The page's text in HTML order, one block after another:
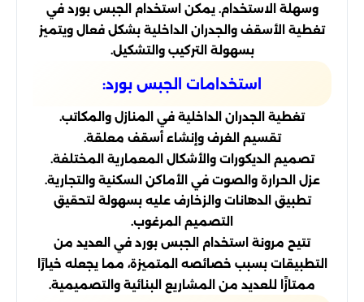
وسهلة الاستخدام. يمكن استخدام الجبس بورد في
تغطية الأسقف والجدران الداخلية بشكل فعال ويتميز
بسهولة التركيب والتشكيل.
استخدامات الجبس بورد:
تغطية الجدران الداخلية في المنازل والمكاتب.
تقسيم الغرف وإنشاء أسقف معلقة.
تصميم الديكورات والأشكال المعمارية المختلفة.
عزل الحرارة والصوت في الأماكن السكنية والتجارية.
تطبيق الدهانات والزخارف عليه بسهولة لتحقيق
التصميم المرغوب.
تتيح مرونة استخدام الجبس بورد في العديد من
التطبيقات بسبب خصائصه المتميزة، مما يجعله خيارًا
ممتازًا للعديد من المشاريع البنائية والتصميمية.